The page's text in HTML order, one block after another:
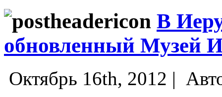
В
обновленный Музей
Октябрь 16th, 2012 |